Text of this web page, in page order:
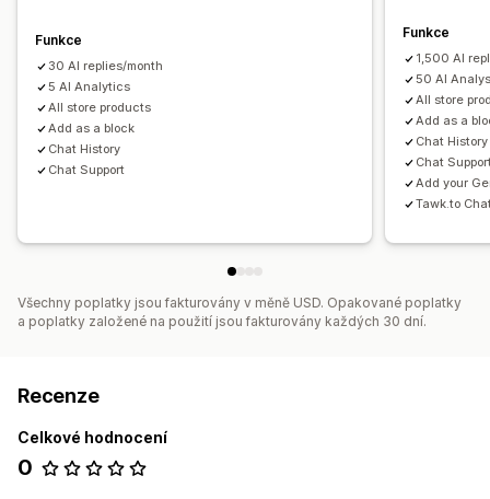
Funkce
30 AI replies/month
5 AI Analytics
All store products
Add as a block
Chat History
Chat Support
Funkce
1,500 AI
50 AI
All store
Add as a
Chat History
Chat
Add your
Tawk.to
Všechny poplatky jsou fakturovány v měně USD. Opakované poplatky
a poplatky založené na použití jsou fakturovány každých 30 dní.
Recenze
Celkové hodnocení
0